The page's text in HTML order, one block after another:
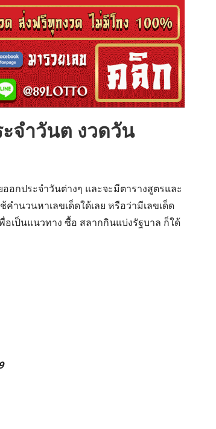
จำวันต งวดวัน
อกประจำวันต่างๆ และจะมีตารางสูตรและ
ำนวนหาเลขเด็ดใด้เลย หรือว่ามีเลขเด็ด
อเป็นแนวทาง ซื้อ สลากกินแบ่งรัฐบาล ก็ใด้